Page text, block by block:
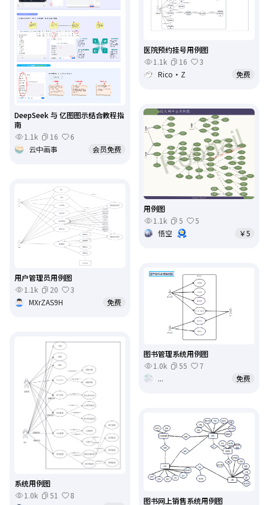
DeepSeek 与 亿图图示结合教程指
南
1.1k
16
6
云中画事
会员免费
医院预约挂号用例图
1.1k
16
3
Rico•Z
免费
用例图
1.1k
5
5
悟空
￥5
用户管理员用例图
1.1k
20
3
MXrZAS9H
免费
图书管理系统用例图
1.0k
55
7
...
免费
系统用例图
1.0k
51
8
图书网上销售系统用例图